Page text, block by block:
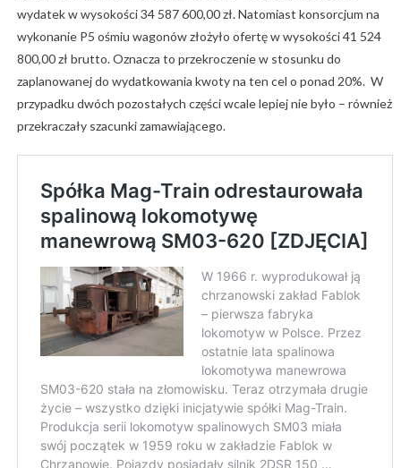
wydatek w wysokości 34 587 600,00 zł. Natomiast konsorcjum na
wykonanie P5 ośmiu wagonów złożyło ofertę w wysokości 41 524
800,00 zł brutto. Oznacza to przekroczenie w stosunku do
zaplanowanej do wydatkowania kwoty na ten cel o ponad 20%. W
przypadku dwóch pozostałych części wcale lepiej nie było – również
przekraczały szacunki zamawiającego.